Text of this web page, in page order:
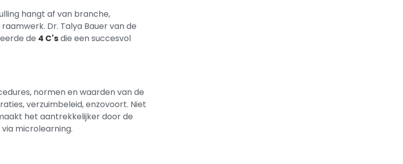
hangt af van branche,
Dr. Talya Bauer van de
de 4 C'sdie een succesvol
normen en waarden van de
verzuimbeleid, enzovoort. Niet
het aantrekkelijker door de
microlearning.